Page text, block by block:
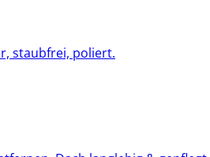
staubfrei, poliert.